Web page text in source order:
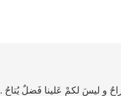
و ليسَ لكمْ عَلينا فَضلٌ يُتاحُ .